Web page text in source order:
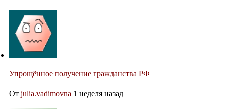
Упрощённое получение гражданства РФ
От julia.vadimovna 1 неделя назад